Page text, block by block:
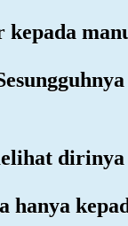
kepada
dirinya
hanya